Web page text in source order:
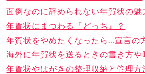
面倒なのに辞められない年賀状の魅
年賀状にまつわる『どっち』？
年賀状をやめたくなったら…宣言の
海外に年賀状を送るときの書き方や
年賀状やはがきの整理収納と管理方